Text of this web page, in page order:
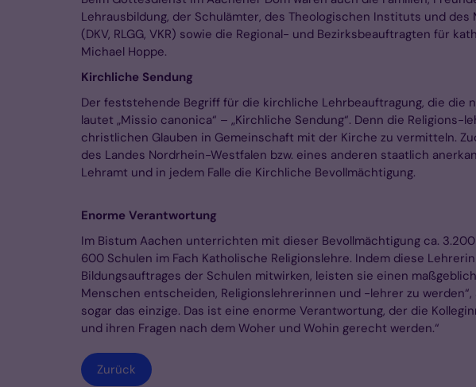
Lehrausbildung, der Schulämter, des Theologischen Instituts und
(DKV, RLGG, VKR) sowie die Regional- und Bezirksbeauftragten für
Michael Hoppe.
Kirchliche Sendung
Der feststehende Begriff für die kirchliche Lehrbeauftragung, die die
lautet „Missio canonica“ – „Kirchliche Sendung“. Denn die
christlichen Glauben in Gemeinschaft mit der Kirche zu vermitteln.
des Landes Nordrhein-Westfalen bzw. eines anderen staatlich
Lehramt und in jedem Falle die Kirchliche Bevollmächtigung.
Enorme Verantwortung
Im Bistum Aachen unterrichten mit dieser Bevollmächtigung ca.
600 Schulen im Fach Katholische Religionslehre. Indem diese
Bildungsauftrages der Schulen mitwirken, leisten sie einen
Menschen entscheiden, Religionslehrerinnen und -lehrer zu
sogar das einzige. Das ist eine enorme Verantwortung, der die
und ihren Fragen nach dem Woher und Wohin gerecht werden.“
Zurück